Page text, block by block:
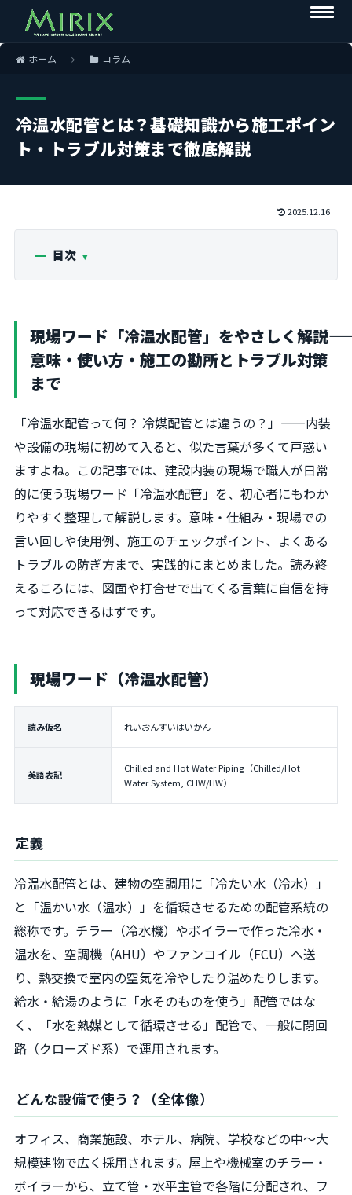
ホーム コラム
冷温水配管とは？基礎知識から施工ポイン
ト・トラブル対策まで徹底解説
2025.12.16
目次
現場ワード「冷温水配管」をやさしく解説――
意味・使い方・施工の勘所とトラブル対策
まで
「冷温水配管って何？ 冷媒配管とは違うの？」——内装
や設備の現場に初めて入ると、似た言葉が多くて戸惑い
ますよね。この記事では、建設内装の現場で職人が日常
的に使う現場ワード「冷温水配管」を、初心者にもわか
りやすく整理して解説します。意味・仕組み・現場での
言い回しや使用例、施工のチェックポイント、よくある
トラブルの防ぎ方まで、実践的にまとめました。読み終
えるころには、図面や打合せで出てくる言葉に自信を持
って対応できるはずです。
現場ワード（冷温水配管）
読み仮名 れいおんすいはいかん
英語表記
Chilled and Hot Water Piping（Chilled/Hot
Water System, CHW/HW）
定義
冷温水配管とは、建物の空調用に「冷たい水（冷水）」
と「温かい水（温水）」を循環させるための配管系統の
総称です。チラー（冷水機）やボイラーで作った冷水・
温水を、空調機（AHU）やファンコイル（FCU）へ送
り、熱交換で室内の空気を冷やしたり温めたりします。
給水・給湯のように「水そのものを使う」配管ではな
く、「水を熱媒として循環させる」配管で、一般に閉回
路（クローズド系）で運用されます。
どんな設備で使う？（全体像）
オフィス、商業施設、ホテル、病院、学校などの中〜大
規模建物で広く採用されます。屋上や機械室のチラー・
ボイラーから、立て管・水平主管で各階に分配され、フ